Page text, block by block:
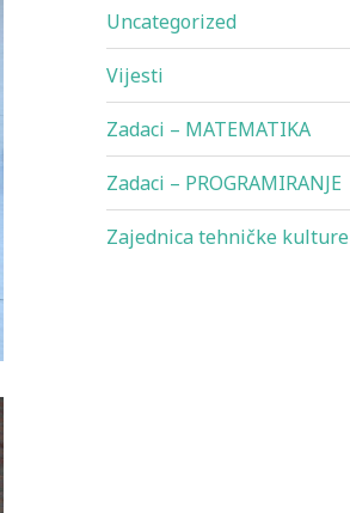
Uncategorized
Vijesti
Zadaci – MATEMATIKA
Zadaci – PROGRAMIRANJE
Zajednica tehničke kulture